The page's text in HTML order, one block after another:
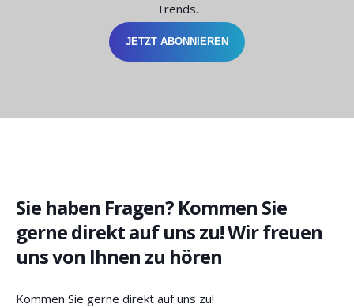
Trends.
JETZT ABONNIEREN
Sie haben Fragen? Kommen Sie
gerne direkt auf uns zu! Wir freuen
uns von Ihnen zu hören
Kommen Sie gerne direkt auf uns zu!